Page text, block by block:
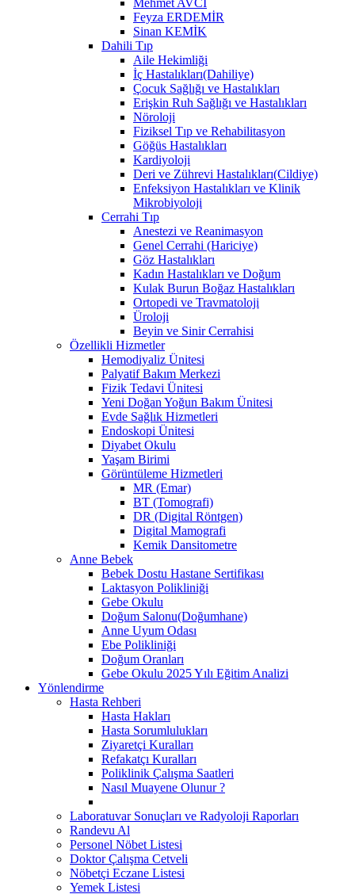
Feyza ERDEMİR
Sinan KEMİK
Dahili Tıp
Aile Hekimliği
İç Hastalıkları(Dahiliye)
Çocuk Sağlığı ve Hastalıkları
Erişkin Ruh Sağlığı ve Hastalıkları
Nöroloji
Fiziksel Tıp ve Rehabilitasyon
Göğüs Hastalıkları
Kardiyoloji
Deri ve Zührevi Hastalıkları(Cildiye)
Enfeksiyon Hastalıkları ve Klinik
Mikrobiyoloji
Cerrahi Tıp
Anestezi ve Reanimasyon
Genel Cerrahi (Hariciye)
Göz Hastalıkları
Kadın Hastalıkları ve Doğum
Kulak Burun Boğaz Hastalıkları
Ortopedi ve Travmatoloji
Üroloji
Beyin ve Sinir Cerrahisi
Özellikli Hizmetler
Hemodiyaliz Ünitesi
Palyatif Bakım Merkezi
Fizik Tedavi Ünitesi
Yeni Doğan Yoğun Bakım Ünitesi
Evde Sağlık Hizmetleri
Endoskopi Ünitesi
Diyabet Okulu
Yaşam Birimi
Görüntüleme Hizmetleri
MR (Emar)
BT (Tomografi)
DR (Digital Röntgen)
Digital Mamografi
Kemik Dansitometre
Anne Bebek
Bebek Dostu Hastane Sertifikası
Laktasyon Polikliniği
Gebe Okulu
Doğum Salonu(Doğumhane)
Anne Uyum Odası
Ebe Polikliniği
Doğum Oranları
Gebe Okulu 2025 Yılı Eğitim Analizi
Yönlendirme
Hasta Rehberi
Hasta Hakları
Hasta Sorumlulukları
Ziyaretçi Kuralları
Refakatçı Kuralları
Poliklinik Çalışma Saatleri
Nasıl Muayene Olunur ?
Laboratuvar Sonuçları ve Radyoloji Raporları
Randevu Al
Personel Nöbet Listesi
Doktor Çalışma Cetveli
Nöbetçi Eczane Listesi
Yemek Listesi